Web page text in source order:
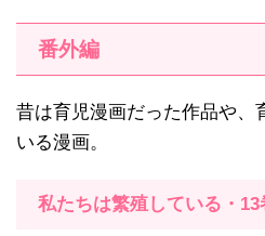
番外編
昔は育児漫画だった作品や、
いる漫画。
私たちは繁殖している・13